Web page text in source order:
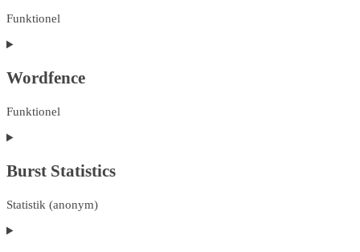
Funktionel
Consent
service
complianz
Wordfence
Funktionel
Consent
service
wordfence
Burst Statistics
Statistik (anonym)
Consent